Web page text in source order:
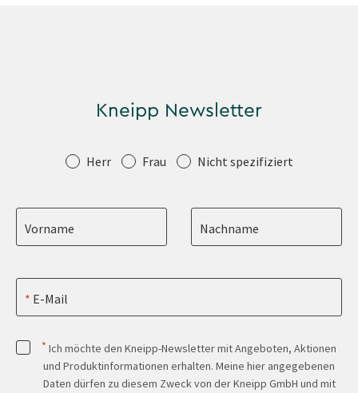
Kneipp Newsletter
Anrede Herr Frau Nicht spezifiziert
Vorname Nachname
E-Mail
* Ich möchte den Kneipp-Newsletter mit Angeboten, Aktionen
und Produktinformationen erhalten. Meine hier angegebenen
Daten dürfen zu diesem Zweck von der Kneipp GmbH und mit